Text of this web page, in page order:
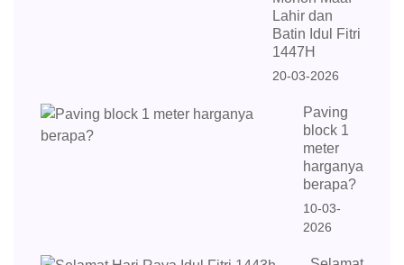
Lahir dan
Batin Idul Fitri
1447H
20-03-2026
Paving
block 1
meter
harganya
berapa?
10-03-
2026